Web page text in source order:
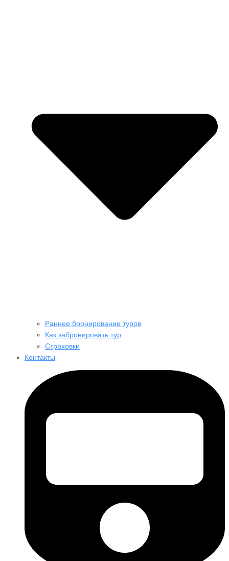
Раннее бронирование туров
Как забронировать тур
Страховки
Контакты